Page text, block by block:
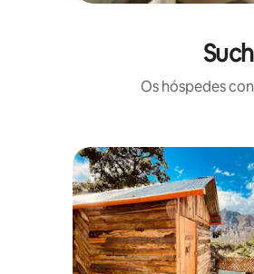
Os hóspedes